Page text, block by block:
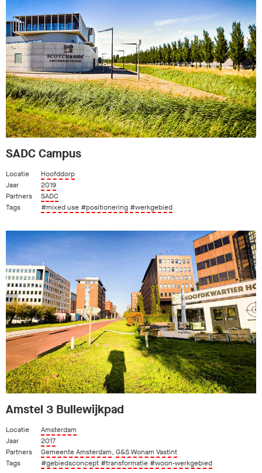
SADC Campus
Locatie
Hoofddorp
Jaar
2019
Partners
SADC
Tags
#mixed use#positionering#werkgebied
Amstel 3 Bullewijkpad
Locatie
Amsterdam
Jaar
2017
Partners
Gemeente Amsterdam, G&S Wonam Vastint
Tags
#gebiedsconcept#transformatie#woon-werkgebied